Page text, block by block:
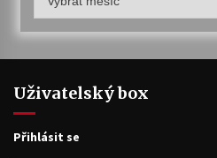
archiv
Uživatelský box
Přihlásit se